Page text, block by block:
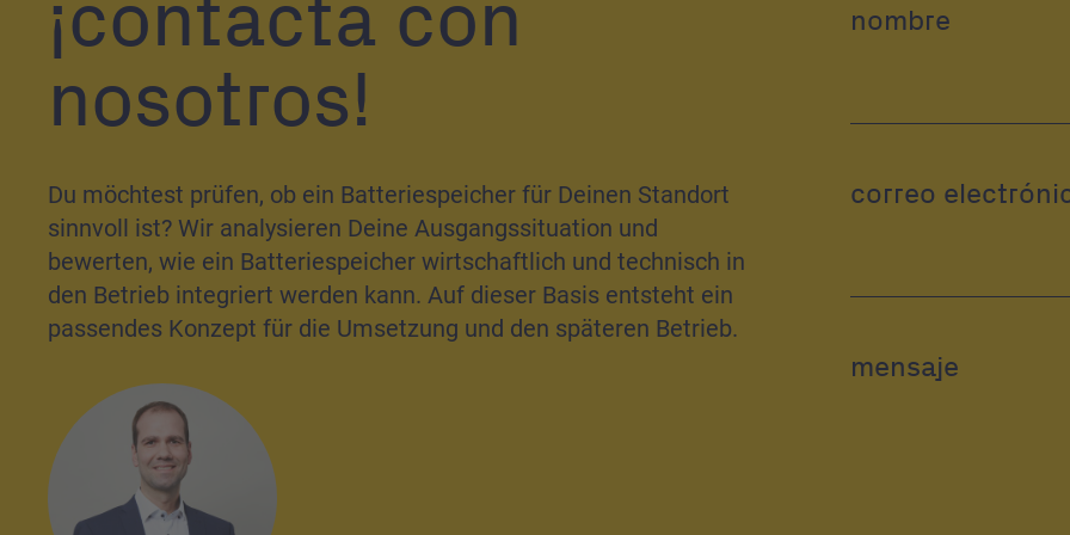
¡contacta con
nosotros!
Du möchtest prüfen, ob ein Batteriespeicher für Deinen Standort
sinnvoll ist? Wir analysieren Deine Ausgangssituation und
bewerten, wie ein Batteriespeicher wirtschaftlich und technisch in
den Betrieb integriert werden kann. Auf dieser Basis entsteht ein
passendes Konzept für die Umsetzung und den späteren Betrieb.
nombre
correo
mensaje